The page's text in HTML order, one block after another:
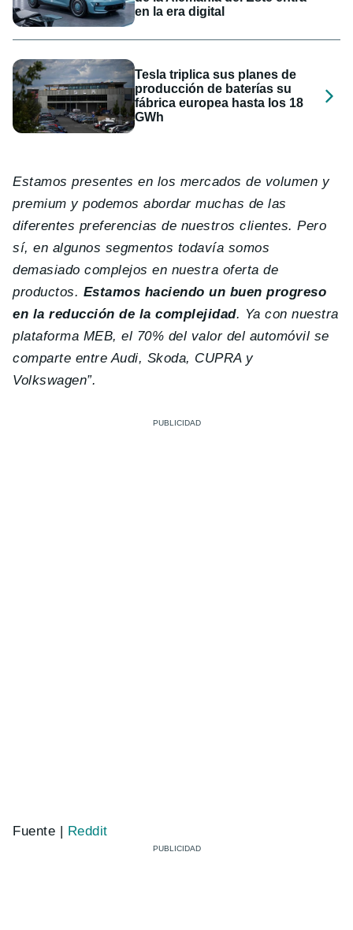
en la era digital
Tesla triplica sus planes de
producción de baterías su
fábrica europea hasta los 18
GWh
Estamos presentes en los mercados de volumen y
premium y podemos abordar muchas de las
diferentes preferencias de nuestros clientes. Pero
sí, en algunos segmentos todavía somos
demasiado complejos en nuestra oferta de
productos. Estamos haciendo un buen progreso
en la reducción de la complejidad. Ya con nuestra
plataforma MEB, el 70% del valor del automóvil se
comparte entre Audi, Skoda, CUPRA y
Volkswagen”.
Fuente | Reddit